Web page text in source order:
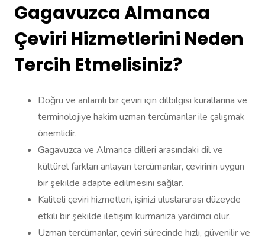
Gagavuzca Almanca
Çeviri Hizmetlerini Neden
Tercih Etmelisiniz?
Doğru ve anlamlı bir çeviri için dilbilgisi kurallarına ve
terminolojiye hakim uzman tercümanlar ile çalışmak
önemlidir.
Gagavuzca ve Almanca dilleri arasındaki dil ve
kültürel farkları anlayan tercümanlar, çevirinin uygun
bir şekilde adapte edilmesini sağlar.
Kaliteli çeviri hizmetleri, işinizi uluslararası düzeyde
etkili bir şekilde iletişim kurmanıza yardımcı olur.
Uzman tercümanlar, çeviri sürecinde hızlı, güvenilir ve